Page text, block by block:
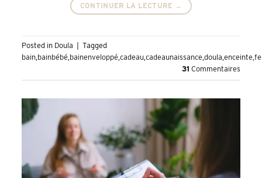
CONTINUER LA LECTURE →
Posted in Doula
Tagged
bain,bainbébé,bainenveloppé,cadeau,cadeaunaissance,doula,enceinte,
31 Commentaires